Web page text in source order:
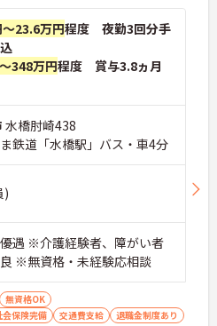
23.6万円程度 夜勤3回分手
348万円程度 賞与3.8ヵ月
水橋肘崎438
鉄道「水橋駅」バス・車4分
)
遇 ※介護経験者、障がい者
※無資格・未経験応相談
無資格OK
会保険完備 交通費支給 退職金制度あり